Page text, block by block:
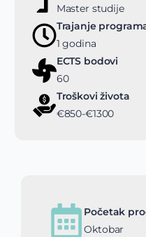
Master studije
Trajanje
1 godina
ECTS bodovi
60
Troškovi života
€850-€1300
Početak
Oktobar